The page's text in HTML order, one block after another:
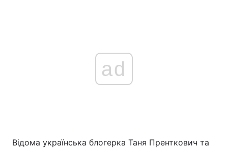
ad
Відома українська блогерка Таня Пренткович та